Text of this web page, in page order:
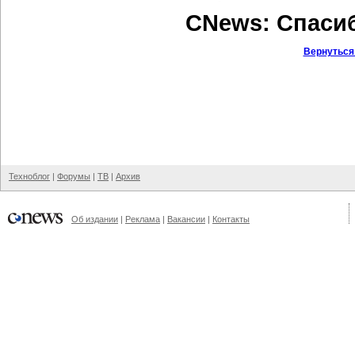
CNews:
Техноблог | Форумы | ТВ | Архив
Об издании | Реклама | Вакансии | Контакты